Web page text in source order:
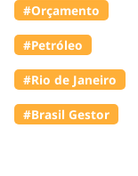
#Orçamento
#Petróleo
#Rio de Janeiro
#Brasil Gestor